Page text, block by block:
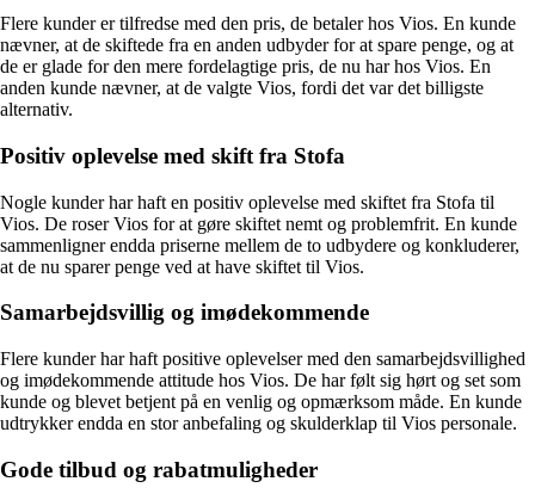
Flere kunder er tilfredse med den pris, de betaler hos Vios. En kunde
nævner, at de skiftede fra en anden udbyder for at spare penge, og at
de er glade for den mere fordelagtige pris, de nu har hos Vios. En
anden kunde nævner, at de valgte Vios, fordi det var det billigste
alternativ.
Positiv oplevelse med skift fra Stofa
Nogle kunder har haft en positiv oplevelse med skiftet fra Stofa til
Vios. De roser Vios for at gøre skiftet nemt og problemfrit. En kunde
sammenligner endda priserne mellem de to udbydere og konkluderer,
at de nu sparer penge ved at have skiftet til Vios.
Samarbejdsvillig og imødekommende
Flere kunder har haft positive oplevelser med den samarbejdsvillighed
og imødekommende attitude hos Vios. De har følt sig hørt og set som
kunde og blevet betjent på en venlig og opmærksom måde. En kunde
udtrykker endda en stor anbefaling og skulderklap til Vios personale.
Gode tilbud og rabatmuligheder